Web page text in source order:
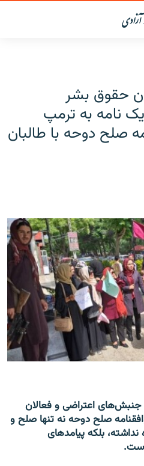
اروپای آزاد
حقوق بشر
نامه به ترمپ
صلح دوحه با طالبان
جنبش‌های اعتراضی و فعالان
صلح دوحه نه تنها صلح و
نداشته، بلکه پیامدهای
است.